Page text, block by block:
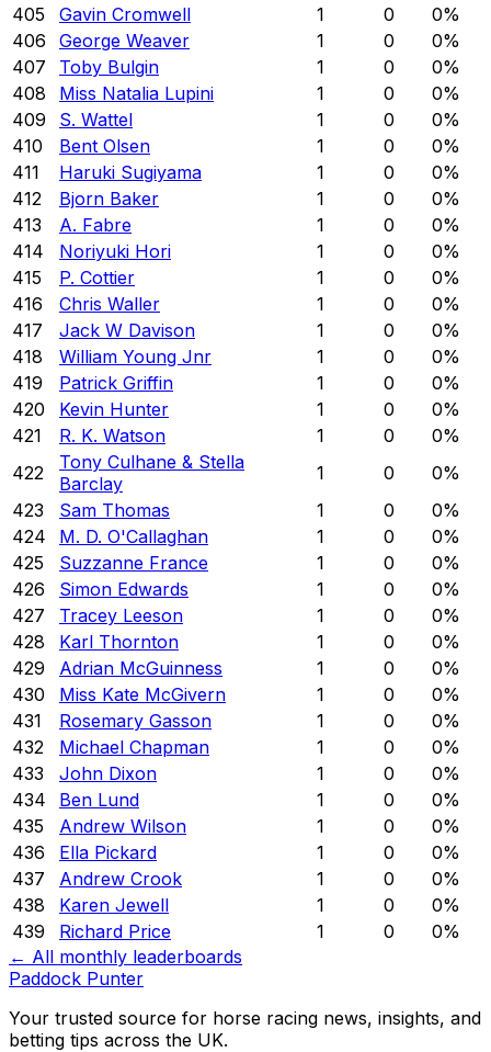
405
Gavin Cromwell 1 0 0%
406
George Weaver 1 0 0%
407
Toby Bulgin 1 0 0%
408
Miss Natalia Lupini 1 0 0%
409
S. Wattel 1 0 0%
410
Bent Olsen 1 0 0%
411
Haruki Sugiyama 1 0 0%
412
Bjorn Baker 1 0 0%
413
A. Fabre 1 0 0%
414
Noriyuki Hori 1 0 0%
415
P. Cottier 1 0 0%
416
Chris Waller 1 0 0%
417
Jack W Davison 1 0 0%
418
William Young Jnr 1 0 0%
419
Patrick Griffin 1 0 0%
420
Kevin Hunter 1 0 0%
421
R. K. Watson 1 0 0%
422
Tony Culhane & Stella
Barclay
1 0 0%
423
Sam Thomas 1 0 0%
424
M. D. O'Callaghan 1 0 0%
425
Suzzanne France 1 0 0%
426
Simon Edwards 1 0 0%
427
Tracey Leeson 1 0 0%
428
Karl Thornton 1 0 0%
429
Adrian McGuinness 1 0 0%
430
Miss Kate McGivern 1 0 0%
431
Rosemary Gasson 1 0 0%
432
Michael Chapman 1 0 0%
433
John Dixon 1 0 0%
434
Ben Lund 1 0 0%
435
Andrew Wilson 1 0 0%
436
Ella Pickard 1 0 0%
437
Andrew Crook 1 0 0%
438
Karen Jewell 1 0 0%
439
Richard Price 1 0 0%
← All monthly leaderboards
Paddock Punter
Your trusted source for horse racing news, insights, and
betting tips across the UK.